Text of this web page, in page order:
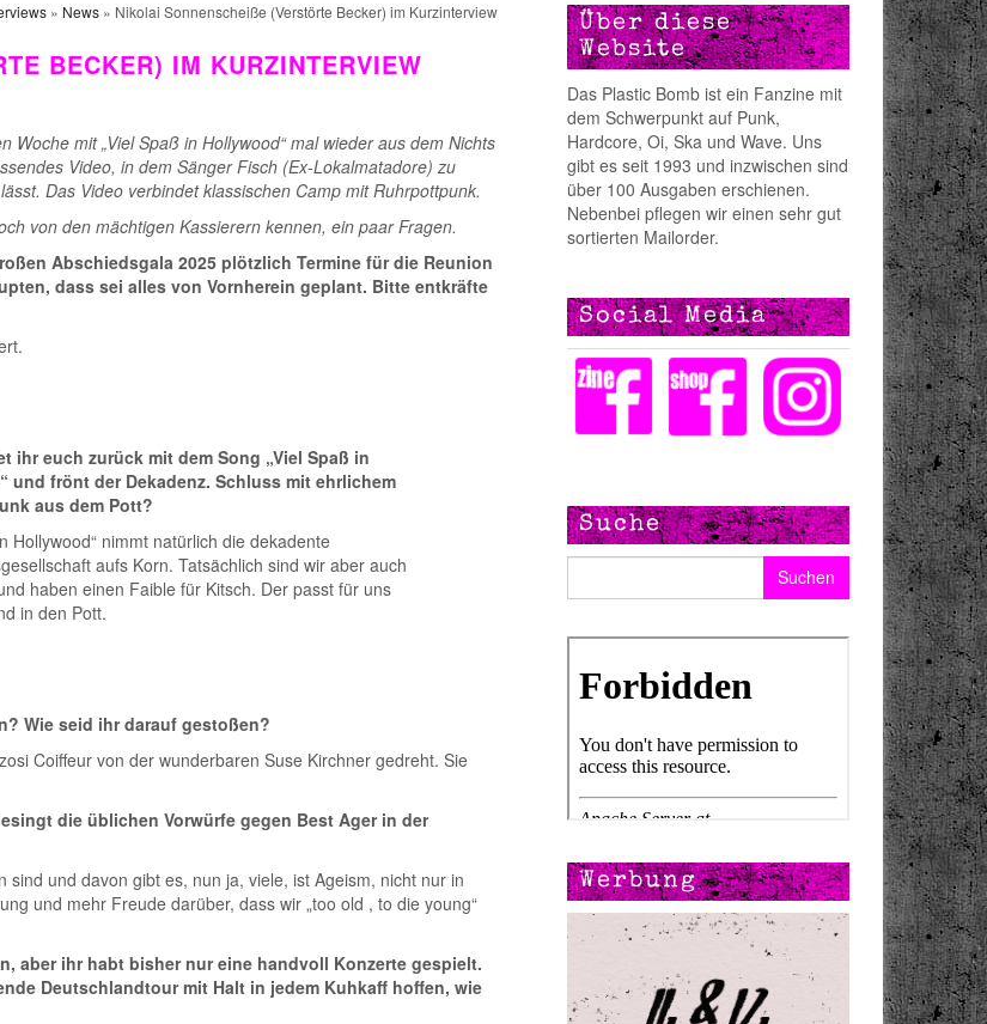
» News» Nikolai Sonnenscheiße (Verstörte Becker) im Kurzinterview
BECKER) IM KURZINTERVIEW
Woche mit „Viel Spaß in Hollywood“ mal wieder aus dem Nichts
Video, in dem Sänger Fisch (Ex-Lokalmatadore) zu
Das Video verbindet klassischen Camp mit Ruhrpottpunk.
von den mächtigen Kassierern kennen, ein paar Fragen.
Abschiedsgala 2025 plötzlich Termine für die Reunion
dass sei alles von Vornherein geplant. Bitte entkräfte
ihr euch zurück mit dem Song „Viel Spaß in
und frönt der Dekadenz. Schluss mit ehrlichem
aus dem Pott?
Hollywood“ nimmt natürlich die dekadente
aufs Korn. Tatsächlich sind wir aber auch
haben einen Faible für Kitsch. Der passt für uns
in den Pott.
Wie seid ihr darauf gestoßen?
Coiffeur von der wunderbaren Suse Kirchner gedreht. Sie
die üblichen Vorwürfe gegen Best Ager in der
und davon gibt es, nun ja, viele, ist Ageism, nicht nur in
und mehr Freude darüber, dass wir „too old , to die young“
aber ihr habt bisher nur eine handvoll Konzerte gespielt.
Deutschlandtour mit Halt in jedem Kuhkaff hoffen, wie
Über diese
Website
Das Plastic Bomb ist ein Fanzine mit
dem Schwerpunkt auf Punk,
Hardcore, Oi, Ska und Wave. Uns
gibt es seit 1993 und inzwischen sind
über 100 Ausgaben erschienen.
Nebenbei pflegen wir einen sehr gut
sortierten Mailorder.
Social Media
Suche
Werbung